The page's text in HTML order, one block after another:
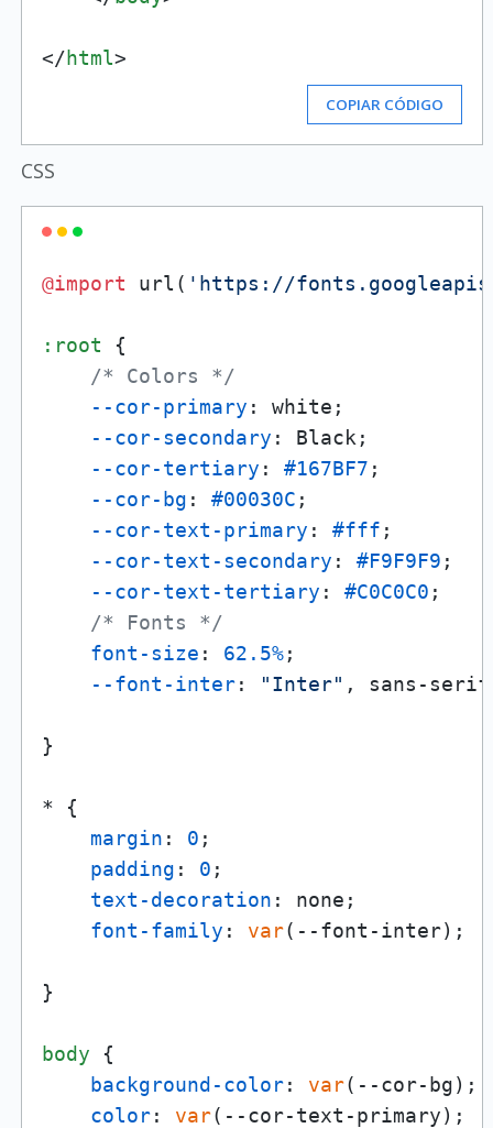
</html>
COPIAR CÓDIGO
CSS
@import url( 'https://
:root {
/* Colors */
--cor-primary : white;
--cor-secondary : Black;
--cor-tertiary : #167BF7 ;
--cor-bg : #00030C ;
--cor-text-primary : #fff ;
--cor-text-secondary : #F9F9F9 ;
--cor-text-tertiary : #C0C0C0 ;
/* Fonts */
font-size : 62.5%;
--font-inter: "Inter" , sans-
}
* {
margin : 0 ;
padding : 0 ;
text-decoration : none;
font-family : var(--font-inter);
}
body {
background-color: var(--cor-bg);
color: var(--cor-text-primary);